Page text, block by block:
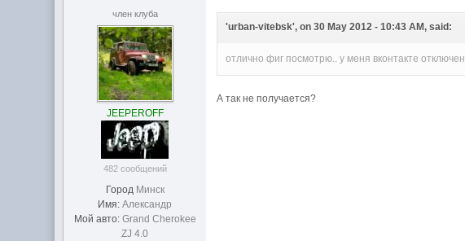
член клуба
JEEPEROFF
482 сообщений
Город Минск
Имя: Александр
Мой авто: Grand Cherokee
ZJ 4.0
'urban-vitebsk', on 30 May 2012 - 10:43 AM, said:
отлично фиг посмотрю.. у меня вконтакте отключен
А так не получается?